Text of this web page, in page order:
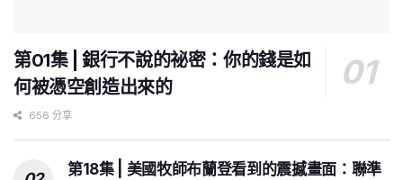
第01集 | 銀行不說的祕密：你的錢是如
何被憑空創造出來的
656 分享
第18集 | 美國牧師布蘭登看到的震撼畫面：聯準